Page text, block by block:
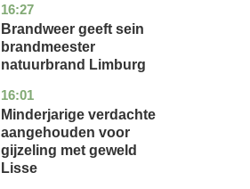
16:27
limburg
nieuws
Brandweer geeft sein
brandmeester
natuurbrand Limburg
16:01
zuid-
holland
nieuws
Minderjarige verdachte
aangehouden voor
gijzeling met geweld
Lisse